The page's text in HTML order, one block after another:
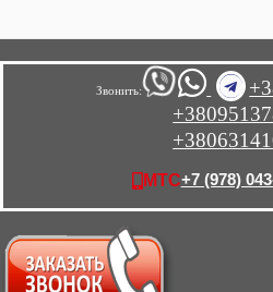
Звонить:
МТС+7 (978)